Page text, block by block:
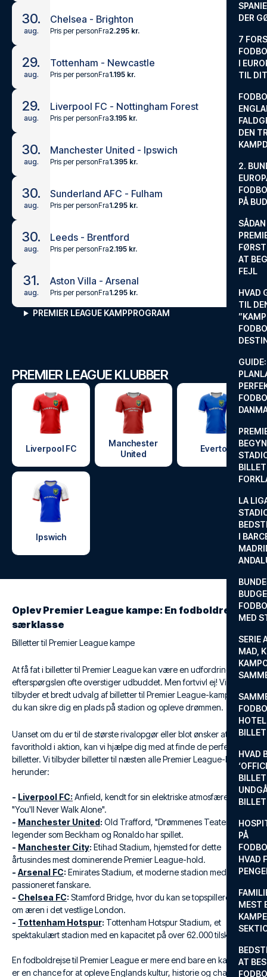
DER
7
I
TIL
DEN
2.
PÅ
AT
FEJL
HVAD
TIL
LA
I
MED
SERIE
MAD,
HVAD
PÅ
HVAD
MEST
AT
30.
aug.
Chelsea - Brighton
Pris per personFra2.295 kr.
29.
aug.
Tottenham - Newcastle
Pris per personFra1.195 kr.
29.
aug.
Liverpool FC - Nottingham Forest
Pris per personFra3.195 kr.
30.
aug.
Manchester United - Ipswich
Pris per personFra1.395 kr.
30.
aug.
Sunderland AFC - Fulham
Pris per personFra1.295 kr.
30.
aug.
Leeds - Brentford
Pris per personFra2.195 kr.
31.
aug.
Aston Villa - Arsenal
Pris per personFra1.295 kr.
PREMIER LEAGUE KAMPPROGRAM
PREMIER LEAGUE KLUBBER
Liverpool FC
Manchester
United
Everton
Ipswich
Oplev Premier League kampe: En fodboldrejse i
særklasse
Billetter til Premier League kampe
At få fat i billetter til Premier League kan være en udfordring, da
efterspørgslen ofte overstiger udbuddet. Men fortvivl ej! Vi
tilbyder et bredt udvalg af billetter til Premier League-kampe, så
du kan sikre dig en plads på stadion og opleve drømmen.
Uanset om du er til de største rivalopgør eller blot ønsker at se dit
favorithold i aktion, kan vi hjælpe dig med at finde de perfekte
billetter. Vi tilbyder billetter til næsten alle Premier League-klubber,
herunder:
- Liverpool FC: Anfield, kendt for sin elektriske atmosfære og
"You'll Never Walk Alone".
- Manchester United: Old Trafford, "Drømmenes Teater", hvor
legender som Beckham og Ronaldo har spillet.
- Manchester City: Etihad Stadium, hjemsted for dette
årtusindes mest dominerende Premier League-hold.
- Arsenal FC: Emirates Stadium, et moderne stadion med en
passioneret fanskare.
- Chelsea FC: Stamford Bridge, hvor du kan se topspillere dyste
om æren i det vestlige London.
- Tottenham Hotspur: Tottenham Hotspur Stadium, et
spektakulært stadion med en kapacitet på over 62.000 tilskuere.
En fodboldrejse til Premier League er mere end bare en kamp. Det
er en chance for at opleve Englands kultur, historie og charme.